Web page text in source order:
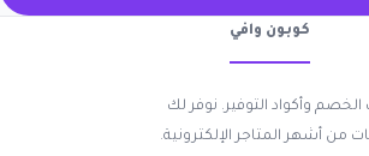
كوبون وافي
الخصم وأكواد التوفير. نوفر لك
أشهر المتاجر الإلكترونية.